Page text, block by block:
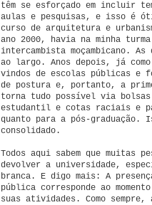
têm se esforçado em incluir
aulas e pesquisas, e isso é
curso de arquitetura e
ano 2000, havia na minha
intercambista moçambicano.
ao largo. Anos depois, já
vindos de escolas públicas e
de postura e, portanto, a
torna tudo possível via bolsas
estudantil e cotas raciais e
quanto para a pós-graduação.
consolidado.
Todos aqui sabem que muitas
devolver a universidade,
branca. E digo mais: A
pública corresponde ao
suas atividades. Como